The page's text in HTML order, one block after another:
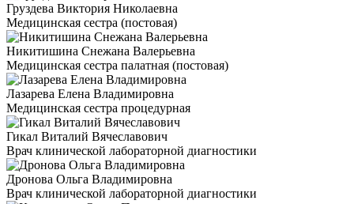
Груздева Виктория Николаевна
Медицинская сестра (постовая)
Никитишина Снежана Валерьевна
Медицинская сестра палатная (постовая)
Лазарева Елена Владимировна
Медицинская сестра процедурная
Гикал Виталий Вячеславович
Врач клинической лабораторной диагностики
Дронова Ольга Владимировна
Врач клинической лабораторной диагностики